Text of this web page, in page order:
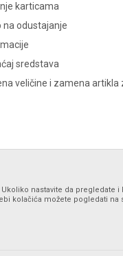
karticama
na odustajanje
sredstava
veličine i zamena artikla
nastavite da pregledate i
kolačića možete pogledati na